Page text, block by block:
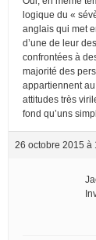
logique du «
anglais qui met
d’une de leur
confrontées à
majorité des
appartiennent
attitudes très
fond qu’uns
26 octobre 2015 à